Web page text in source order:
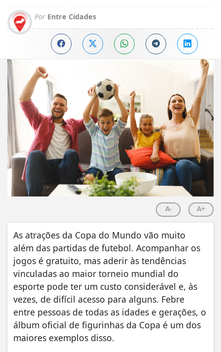
Por Entre Cidades
A- A+
As atrações da Copa do Mundo vão muito
além das partidas de futebol. Acompanhar os
jogos é gratuito, mas aderir às tendências
vinculadas ao maior torneio mundial do
esporte pode ter um custo considerável e, às
vezes, de difícil acesso para alguns. Febre
entre pessoas de todas as idades e gerações, o
álbum oficial de figurinhas da Copa é um dos
maiores exemplos disso.